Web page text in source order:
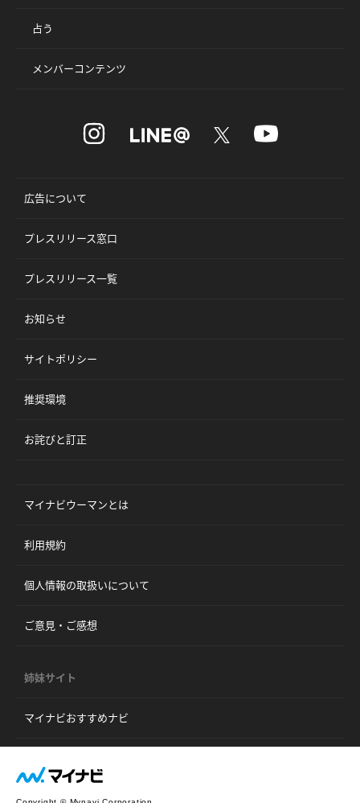
占う
メンバーコンテンツ
広告について
プレスリリース窓口
プレスリリース一覧
お知らせ
サイトポリシー
推奨環境
お詫びと訂正
マイナビウーマンとは
利用規約
個人情報の取扱いについて
ご意見・ご感想
姉妹サイト
マイナビおすすめナビ